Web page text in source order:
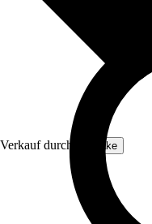
Verkauf durch: tectake